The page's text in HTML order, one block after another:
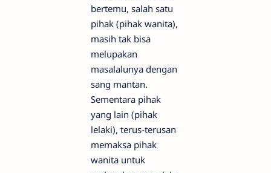
bertemu, salah satu
pihak (pihak wanita),
masih tak bisa
melupakan
masalalunya dengan
sang mantan.
Sementara pihak
yang lain (pihak
lelaki), terus-terusan
memaksa pihak
wanita untuk